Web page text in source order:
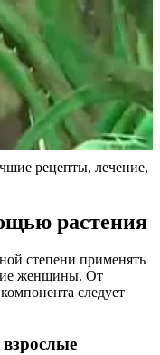
рецепты, лечение,
растения
степени применять
женщины. От
следует